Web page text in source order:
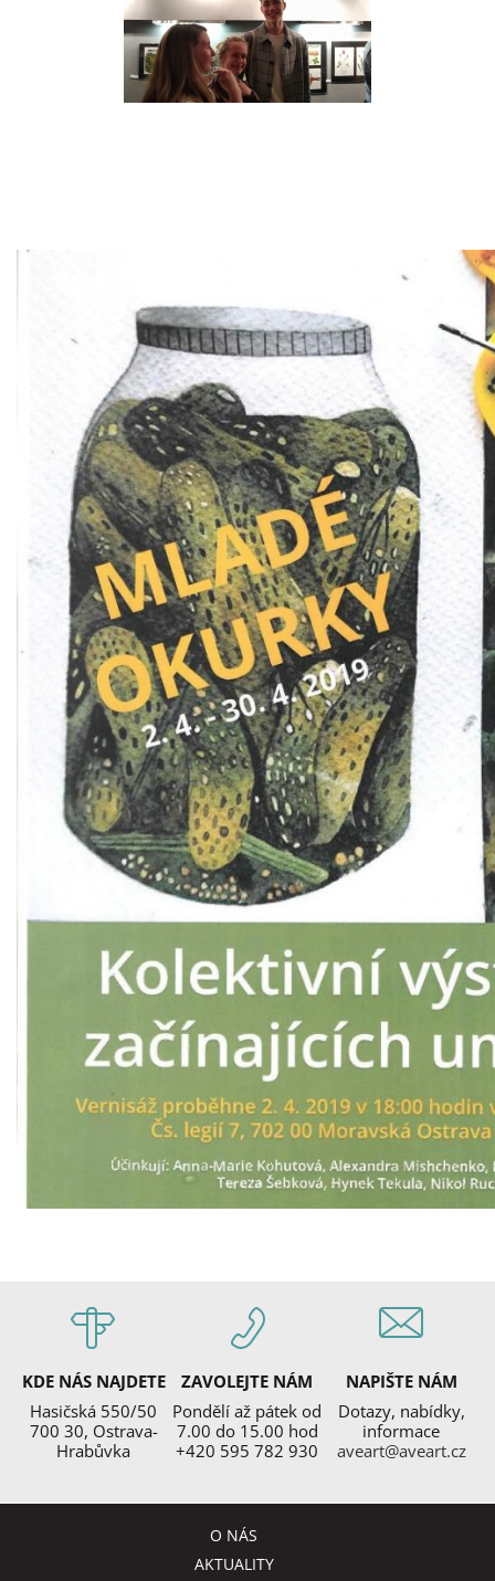
KDE NÁS NAJDETE
Hasičská 550/50
700 30, Ostrava-
Hrabůvka
ZAVOLEJTE NÁM
Pondělí až pátek od
7.00 do 15.00 hod
+420 595 782 930
NAPIŠTE NÁM
Dotazy, nabídky,
informace
aveart@aveart.cz
O NÁS
AKTUALITY